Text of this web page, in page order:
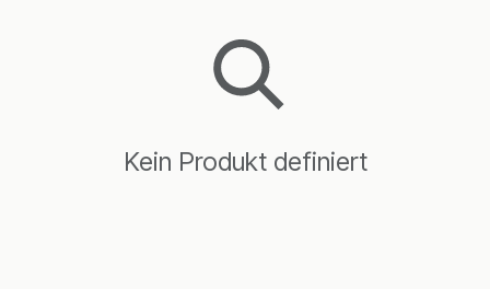
Kein Produkt definiert